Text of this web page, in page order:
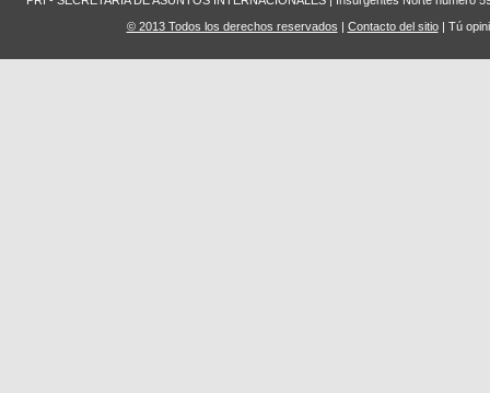
© 2013 Todos los derechos reservados | Contacto del sitio| Tú